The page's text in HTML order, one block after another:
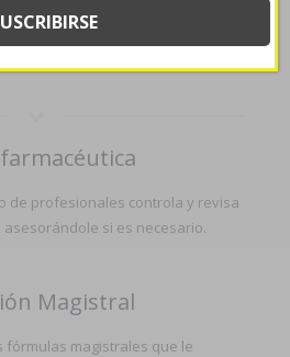
OFRECEMOS EN
de profesionales controla y revisa
asesorándole si es necesario.
Magistral
fórmulas magistrales que le